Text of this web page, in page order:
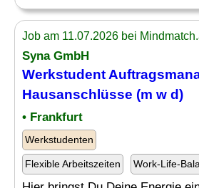
Job am 11.07.2026 bei
Syna GmbH
Werkstudent
Hausanschlüsse (m w d)
• Frankfurt
Werkstudenten
Flexible Arbeitszeiten Work-Life-